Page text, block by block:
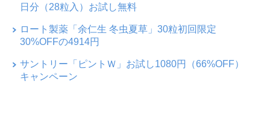
日分（28粒入）お試し無料
ロート製薬「余仁生 冬虫夏草」30粒初回限定
30%OFFの4914円
サントリー「ピントＷ」お試し1080円（66%OFF）
キャンペーン